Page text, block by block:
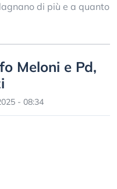
di più e a quanto
Meloni e Pd,
- 08:34